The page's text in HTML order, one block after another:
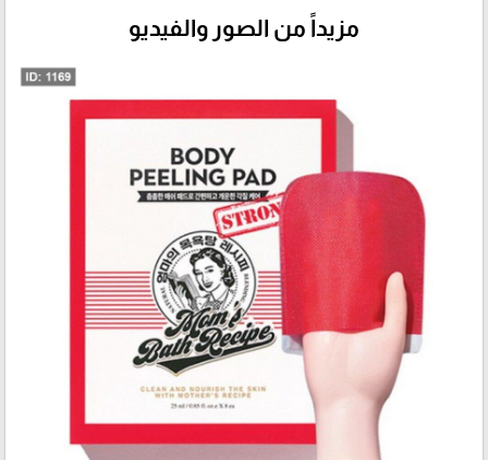
مزيداً من الصور والفيديو